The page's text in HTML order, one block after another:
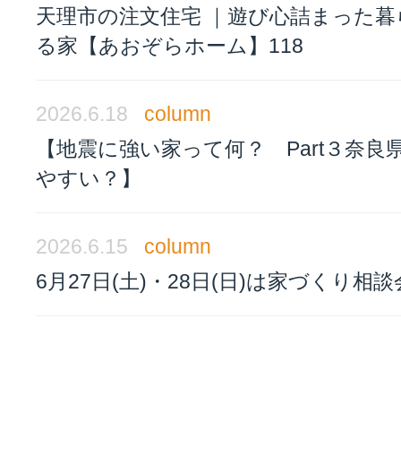
天理市の注文住宅 ｜遊び心詰まった
る家【あおぞらホーム】118
2026.6.18
column
【地震に強い家って何？ Part３奈良
やすい？】
2026.6.15
column
6月27日(土)・28日(日)は家づくり相談